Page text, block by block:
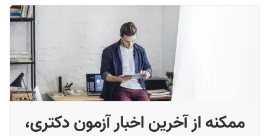
ممکنه از آخرین اخبار آزمون دکتری،